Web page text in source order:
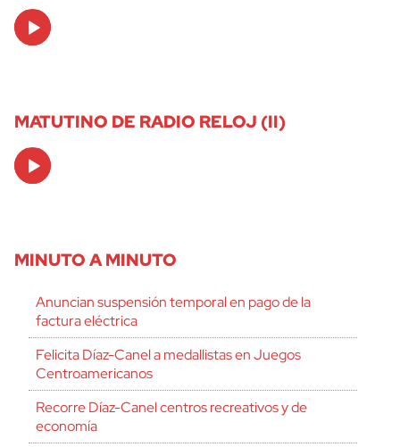
Audio
Player
MATUTINO DE RADIO RELOJ (II)
Audio
Player
MINUTO A MINUTO
Anuncian suspensión temporal en pago de la
factura eléctrica
Felicita Díaz-Canel a medallistas en Juegos
Centroamericanos
Recorre Díaz-Canel centros recreativos y de
economía